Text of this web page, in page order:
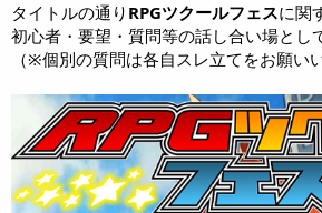
t
e
r
タイトルの通り RPGツクールフェスに関
初心者・要望・質問等の話し合い場とし
（※個別の質問は各自スレ立てをお願い